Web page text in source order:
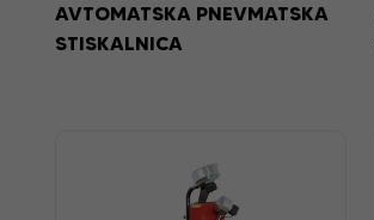
AVTOMATSKA PNEVMATSKA
STISKALNICA